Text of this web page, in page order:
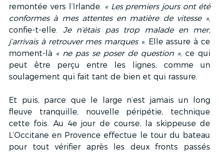
remontée vers l’Irlande. « Les premiers jours ont été
conformes à mes attentes en matière de vitesse »,
confie-t-elle.
Je n’étais pas trop malade en mer,
j’arrivais à retrouver mes marques ». Elle assure à ce
moment-là « ne pas se poser de question », ce qui
peut être perçu entre les lignes, comme un
soulagement qui fait tant de bien et qui rassure.
Et puis, parce que le large n’est jamais un long
fleuve tranquille, nouvelle péripétie, technique
cette fois. Au 4e jour de course, la skippeuse de
L’Occitane en Provence effectue le tour du bateau
pour tout vérifier après les deux fronts passés